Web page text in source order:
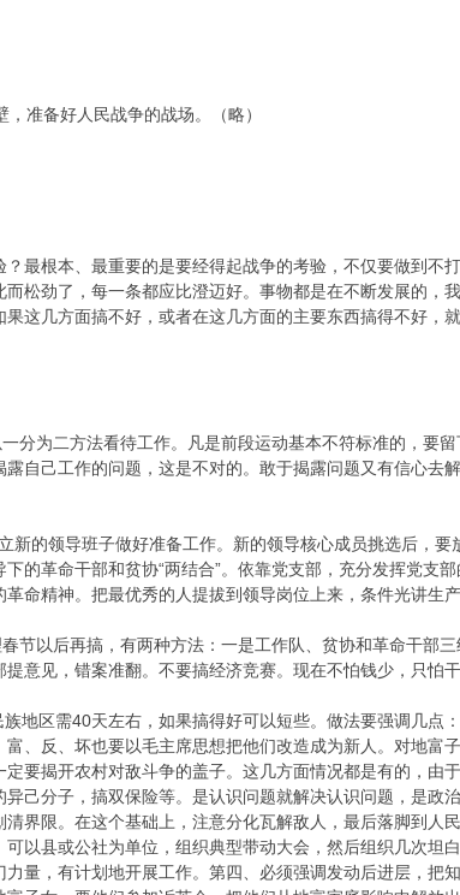
准备好人民战争的战场。（略）
最根本、最重要的是要经得起战争的考验，不仅要做到不
松劲了，每一条都应比澄迈好。事物都是在不断发展的，
这几方面搞不好，或者在这几方面的主要东西搞得不好，
为二方法看待工作。凡是前段运动基本不符标准的，要
自己工作的问题，这是不对的。敢于揭露问题又有信心去
的领导班子做好准备工作。新的领导核心成员挑选后，
的革命干部和贫协“两结合”。依靠党支部，充分发挥党支
命精神。把最优秀的人提拔到领导岗位上来，条件光讲生
以后再搞，有两种方法：一是工作队、贫协和革命干部
意见，错案准翻。不要搞经济竞赛。现在不怕钱少，只怕干
地区需40天左右，如果搞得好可以短些。做法要强调几点
、反、坏也要以毛主席思想把他们改造成为新人。对地富
要揭开农村对敌斗争的盖子。这几方面情况都是有的，由
己分子，搞双保险等。是认识问题就解决认识问题，是政
界限。在这个基础上，注意分化瓦解敌人，最后落脚到人
以县或公社为单位，组织典型带动大会，然后组织几次坦
量，有计划地开展工作。第四、必须强调发动后进层，把